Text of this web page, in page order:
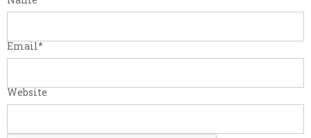
Email*
Website